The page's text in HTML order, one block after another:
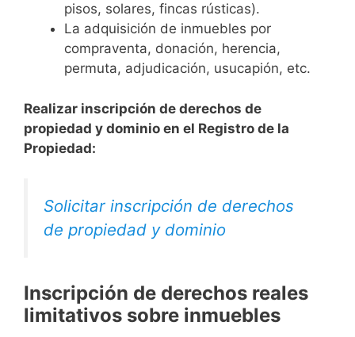
pisos, solares, fincas rústicas).
La adquisición de inmuebles por
compraventa, donación, herencia,
permuta, adjudicación, usucapión, etc.
Realizar inscripción de derechos de
propiedad y dominio en el Registro de la
Propiedad:
Solicitar inscripción de derechos
de propiedad y dominio
Inscripción de derechos reales
limitativos sobre inmuebles